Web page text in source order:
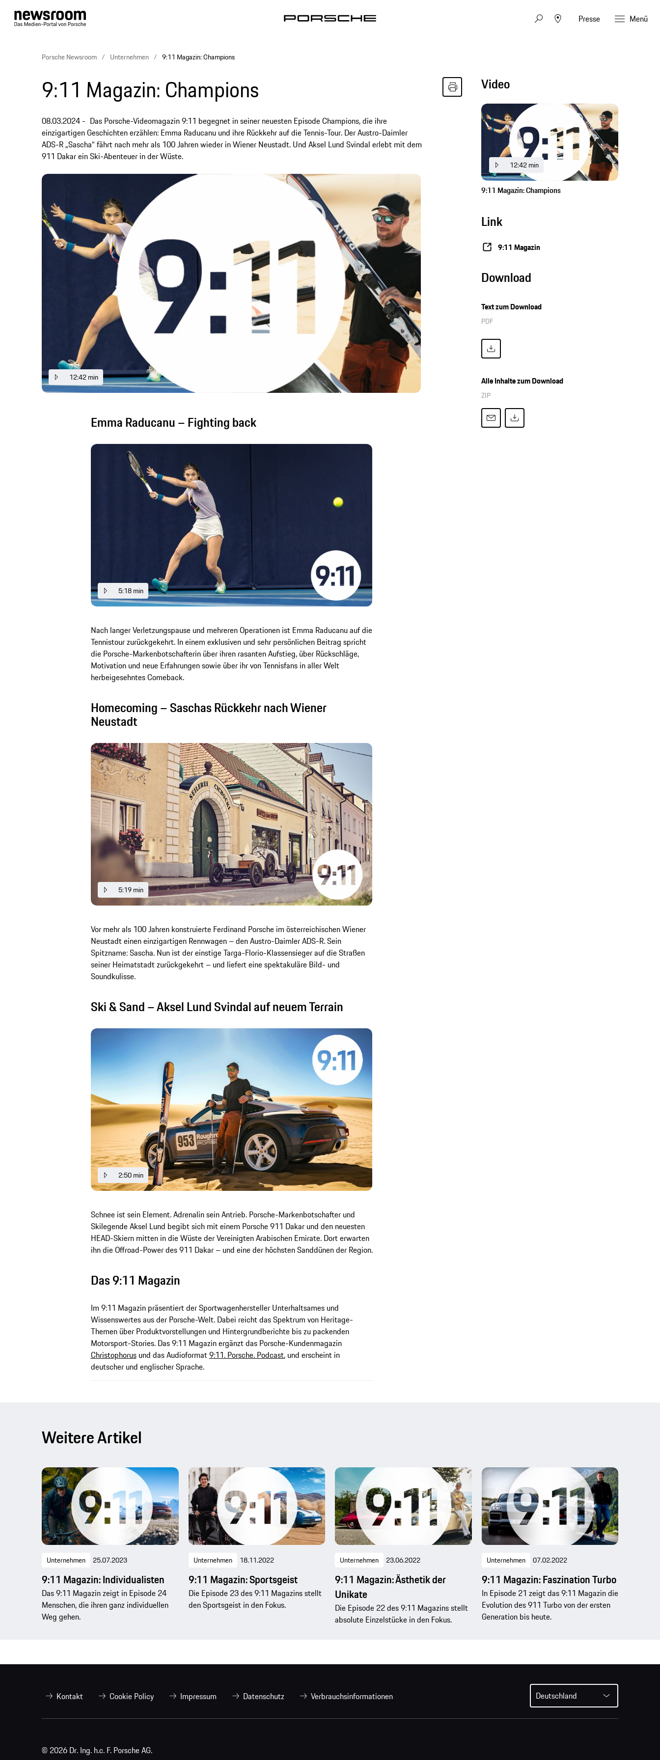
Presse Menü
Porsche Newsroom Unternehmen 9:11 Magazin: Champions
12:42 min
9:11 Magazin: Champions
08.03.2024
Das Porsche-Videomagazin 9:11 begegnet in seiner neuesten Episode Champions, die ihre
einzigartigen Geschichten erzählen: Emma Raducanu und ihre Rückkehr auf die Tennis-Tour. Der Austro-Daimler
ADS-R „Sascha“ fährt nach mehr als 100 Jahren wieder in Wiener Neustadt. Und Aksel Lund Svindal erlebt mit dem
911 Dakar ein Ski-Abenteuer in der Wüste.
Emma Raducanu – Fighting back
5:18 min
Nach langer Verletzungspause und mehreren Operationen ist Emma Raducanu auf die
Tennistour zurückgekehrt. In einem exklusiven und sehr persönlichen Beitrag spricht
die Porsche-Markenbotschafterin über ihren rasanten Aufstieg, über Rückschläge,
Motivation und neue Erfahrungen sowie über ihr von Tennisfans in aller Welt
herbeigesehntes Comeback.
Homecoming – Saschas Rückkehr nach Wiener
Neustadt
5:19 min
Vor mehr als 100 Jahren konstruierte Ferdinand Porsche im österreichischen Wiener
Neustadt einen einzigartigen Rennwagen – den Austro-Daimler ADS-R. Sein
Spitzname: Sascha. Nun ist der einstige Targa-Florio-Klassensieger auf die Straßen
seiner Heimatstadt zurückgekehrt – und liefert eine spektakuläre Bild- und
Soundkulisse.
Ski & Sand – Aksel Lund Svindal auf neuem Terrain
2:50 min
Schnee ist sein Element. Adrenalin sein Antrieb. Porsche-Markenbotschafter und
Skilegende Aksel Lund begibt sich mit einem Porsche 911 Dakar und den neuesten
HEAD-Skiern mitten in die Wüste der Vereinigten Arabischen Emirate. Dort erwarten
ihn die Offroad-Power des 911 Dakar – und eine der höchsten Sanddünen der Region.
Das 9:11 Magazin
Im 9:11 Magazin präsentiert der Sportwagenhersteller Unterhaltsames und
Wissenswertes aus der Porsche-Welt. Dabei reicht das Spektrum von Heritage-
Themen über Produktvorstellungen und Hintergrundberichte bis zu packenden
Motorsport-Stories. Das 9:11 Magazin ergänzt das Porsche-Kundenmagazin
Christophorusund das Audioformat9:11. Porsche. Podcast.und erscheint in
deutscher und englischer Sprache.
Video
12:42 min
9:11 Magazin: Champions
Link
9:11 Magazin
Download
Text zum Download
PDF
Alle Inhalte zum Download
ZIP
Weitere Artikel
Unternehmen 25.07.2023
9:11 Magazin: Individualisten
Das 9:11 Magazin zeigt in Episode 24
Menschen, die ihren ganz individuellen
Weg gehen.
Unternehmen 18.11.2022
9:11 Magazin: Sportsgeist
Die Episode 23 des 9:11 Magazins stellt
den Sportsgeist in den Fokus.
Unternehmen 23.06.2022
9:11 Magazin: Ästhetik der
Unikate
Die Episode 22 des 9:11 Magazins stellt
absolute Einzelstücke in den Fokus.
Unternehmen 07.02.2022
9:11 Magazin: Faszination Turbo
In Episode 21 zeigt das 9:11 Magazin die
Evolution des 911 Turbo von der ersten
Generation bis heute.
Kontakt Cookie Policy Impressum Datenschutz Verbrauchsinformationen Deutschland
© 2026 Dr. Ing. h.c. F. Porsche AG.